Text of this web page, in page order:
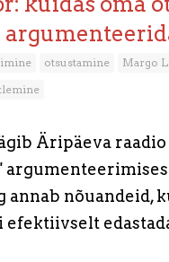
otsustamine
Margo
Äripäeva raadio
nõuandeid,
efektiivselt